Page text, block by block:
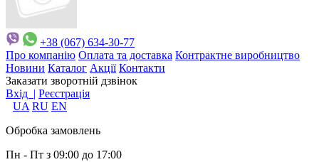
+38 (067) 634-30-77
Про компанію Оплата та доставка Контрактне виробництво
Новини Каталог Акції Контакти
Заказати зворотній дзвінок
Вхід | Реєстрація
UA RU EN
Обробка замовлень
Пн - Пт з 09:00 до 17:00